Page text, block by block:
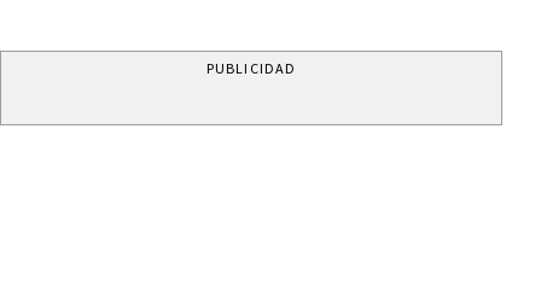
PUBLICIDAD